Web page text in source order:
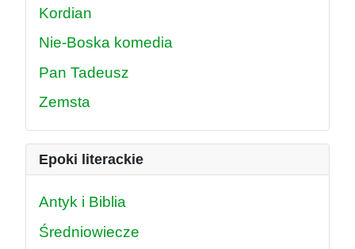
Kordian
Nie-Boska komedia
Pan Tadeusz
Zemsta
Epoki literackie
Antyk i Biblia
Średniowiecze